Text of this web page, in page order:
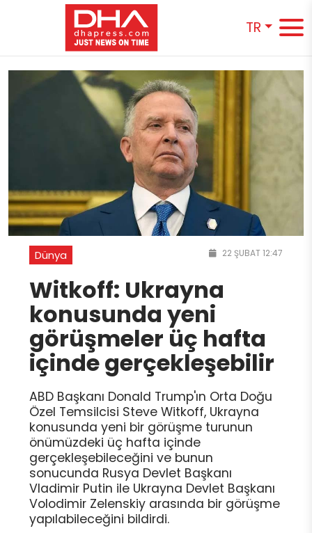
TR
Dünya 22 ŞUBAT 12:47
Witkoff: Ukrayna
konusunda yeni
görüşmeler üç hafta
içinde gerçekleşebilir
ABD Başkanı Donald Trump'ın Orta Doğu
Özel Temsilcisi Steve Witkoff, Ukrayna
konusunda yeni bir görüşme turunun
önümüzdeki üç hafta içinde
gerçekleşebileceğini ve bunun
sonucunda Rusya Devlet Başkanı
Vladimir Putin ile Ukrayna Devlet Başkanı
Volodimir Zelenskiy arasında bir görüşme
yapılabileceğini bildirdi.